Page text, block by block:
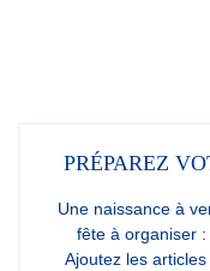
PRÉPAREZ
Une naissance à
fête à organiser
Ajoutez les